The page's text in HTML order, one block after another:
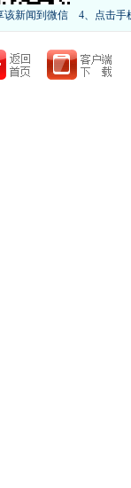
该新闻到微信
4、点击手